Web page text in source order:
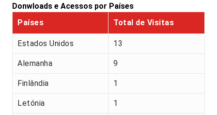
Donwloads e Acessos por Países
Países
Total de Visitas
Estados Unidos 13
Alemanha 9
Finlândia 1
Letónia 1